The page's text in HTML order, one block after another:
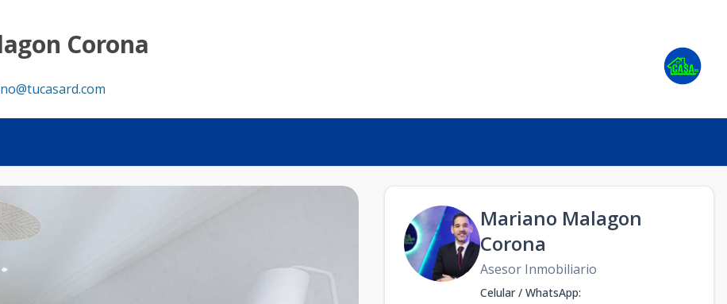
Corona
Mariano Malagon
Corona
Asesor Inmobiliario
Celular / WhatsApp:
Casa RD